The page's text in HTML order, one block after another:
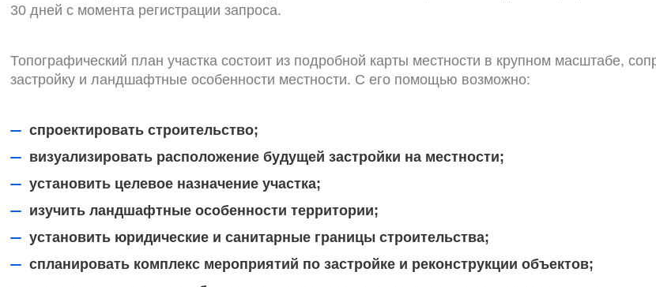
30 дней с момента регистрации запроса.
Топографический план участка состоит из подробной карты местности в крупном масштабе,
застройку и ландшафтные особенности местности. С его помощью возможно:
спроектировать строительство;
визуализировать расположение будущей застройки на местности;
установить целевое назначение участка;
изучить ландшафтные особенности территории;
установить юридические и санитарные границы строительства;
спланировать комплекс мероприятий по застройке и реконструкции объектов;